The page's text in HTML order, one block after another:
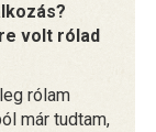
volt rólad
rólam
már tudtam,